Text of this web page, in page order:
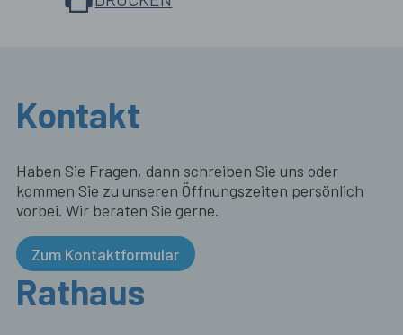
Kontakt
Haben Sie Fragen, dann schreiben Sie uns oder
kommen Sie zu unseren Öffnungszeiten persönlich
vorbei. Wir beraten Sie gerne.
Zum Kontaktformular
Rathaus